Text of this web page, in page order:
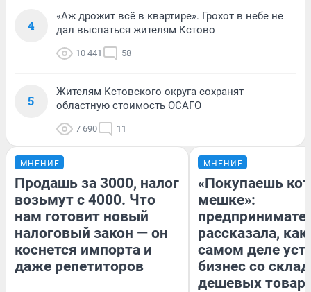
4
«Аж дрожит всё в квартире». Грохот в небе не
дал выспаться жителям Кстово
10 441 58
5
Жителям Кстовского округа сохранят
областную стоимость ОСАГО
7 690 11
МНЕНИЕ
Продашь за 3000, налог
возьмут с 4000. Что
нам готовит новый
налоговый закон — он
коснется импорта и
даже репетиторов
МНЕНИЕ
«Покупаешь
мешке»:
рассказала, как
самом деле
бизнес со
дешевых